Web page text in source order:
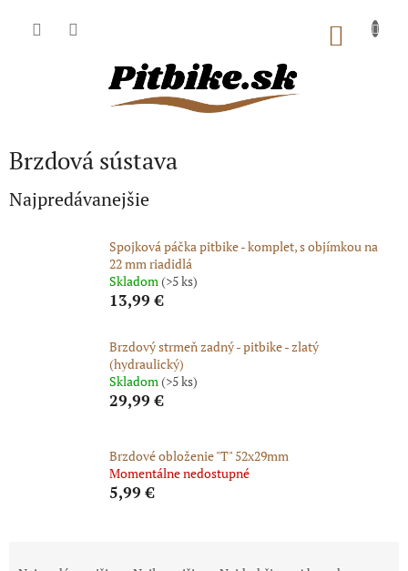
Brzdová sústava
Najpredávanejšie
Spojková páčka pitbike - komplet, s objímkou na
22 mm riadidlá
Skladom(>5 ks)
13,99 €
Brzdový strmeň zadný - pitbike - zlatý
(hydraulický)
Skladom(>5 ks)
29,99 €
Brzdové obloženie "T" 52x29mm
Momentálne nedostupné
5,99 €